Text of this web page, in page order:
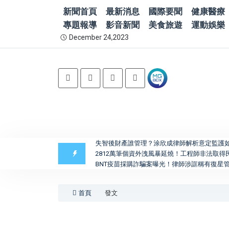
新聞首頁 最新消息 國際要聞 健康醫療
專題報導
影音新聞 美食旅遊 運動娛樂
December 24,2023
失智後財產誰管理？涂欣成律師解析意定監護
2812萬筆個資外洩風暴延燒！工程師非法取
BNT疫苗採購詐騙案曝光！律師涉誆稱有復
首頁 發文